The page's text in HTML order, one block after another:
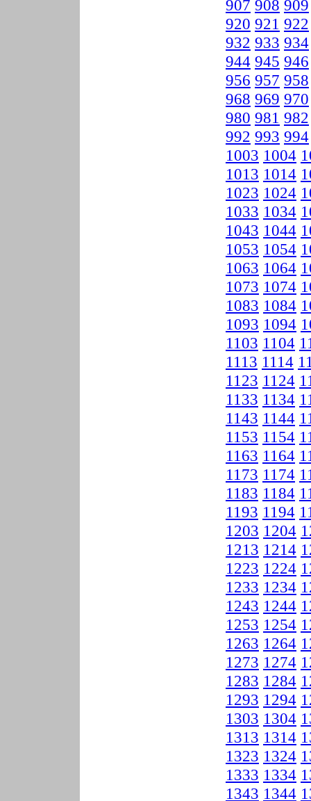
907 908 909
920 921 922
932 933 934
944 945 946
956 957 958
968 969 970
980 981 982
992 993 994
1003 1004
1013 1014
1023 1024
1033 1034
1043 1044
1053 1054
1063 1064
1073 1074
1083 1084
1093 1094
1103 1104
1113 1114
1123 1124
1133 1134
1143 1144
1153 1154
1163 1164
1173 1174
1183 1184
1193 1194
1203 1204
1213 1214
1223 1224
1233 1234
1243 1244
1253 1254
1263 1264
1273 1274
1283 1284
1293 1294
1303 1304
1313 1314
1323 1324
1333 1334
1343 1344